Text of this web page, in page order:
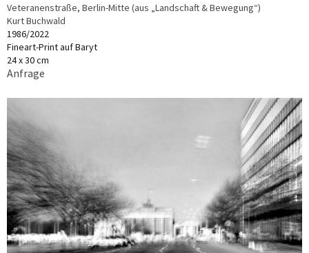
Veteranenstraße, Berlin-Mitte (aus „Landschaft & Bewegung“)
Kurt Buchwald
1986/2022
Fineart-Print auf Baryt
24 x 30 cm
Anfrage